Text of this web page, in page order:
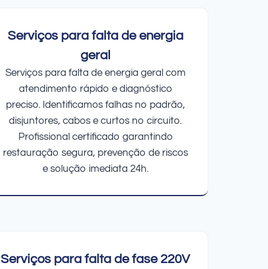
Serviços para falta de energia
geral
Serviços para falta de energia geral com
atendimento rápido e diagnóstico
preciso. Identificamos falhas no padrão,
disjuntores, cabos e curtos no circuito.
Profissional certificado garantindo
restauração segura, prevenção de riscos
e solução imediata 24h.
Serviços para falta de fase 220V